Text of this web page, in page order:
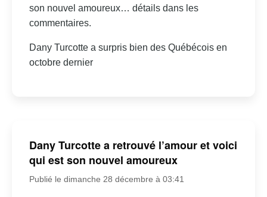
son nouvel amoureux… détails dans les
commentaires.
Dany Turcotte a surpris bien des Québécois en
octobre dernier
Dany Turcotte a retrouvé l’amour et voici
qui est son nouvel amoureux
Publié le dimanche 28 décembre à 03:41